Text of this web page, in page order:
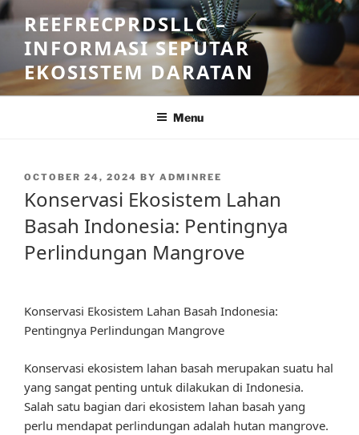
Skip
to
content
REEFRECPRDSLLC –
INFORMASI SEPUTAR
EKOSISTEM DARATAN
Menu
POSTED
OCTOBER 24, 2024 BY ADMINREE
Konservasi Ekosistem Lahan
Basah Indonesia: Pentingnya
Perlindungan Mangrove
Konservasi Ekosistem Lahan Basah Indonesia:
Pentingnya Perlindungan Mangrove
Konservasi ekosistem lahan basah merupakan suatu hal
yang sangat penting untuk dilakukan di Indonesia.
Salah satu bagian dari ekosistem lahan basah yang
perlu mendapat perlindungan adalah hutan mangrove.